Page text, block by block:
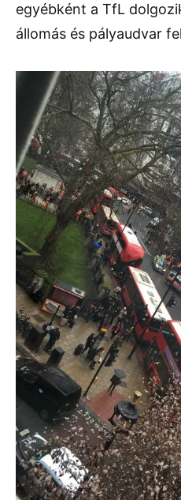
egyébként a TfL
állomás és pályaudvar